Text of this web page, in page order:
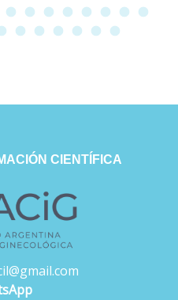
CIENTÍFICA